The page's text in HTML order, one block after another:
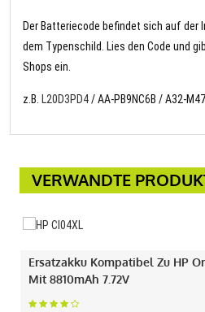
Der Batteriecode befindet sich auf der
dem Typenschild. Lies den Code und
Shops ein.
z.B. L20D3PD4/ AA-PB9NC6B / A32-
VERWANDTE
Ersatzakku Kompatibel Zu HP
Mit 8810mAh 7.72V